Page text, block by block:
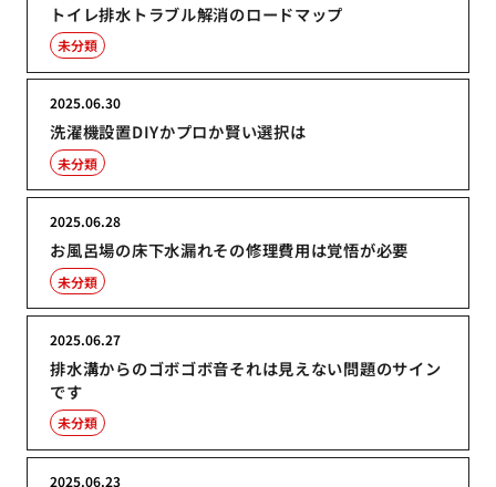
トイレ排水トラブル解消のロードマップ
未分類
洗濯機設置DIYかプロか賢い選択は
2025.06.30
未分類
お風呂場の床下水漏れその修理費用は覚悟が必要
2025.06.28
未分類
排水溝からのゴボゴボ音それは見えない問題のサイン
です
2025.06.27
未分類
2025.06.23